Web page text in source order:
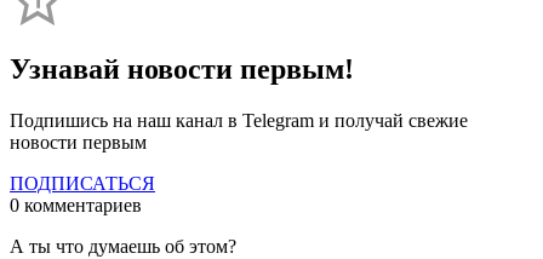
Узнавай новости первым!
Подпишись на наш канал в Telegram и получай свежие
новости первым
ПОДПИСАТЬСЯ
0 комментариев
А ты что думаешь об этом?